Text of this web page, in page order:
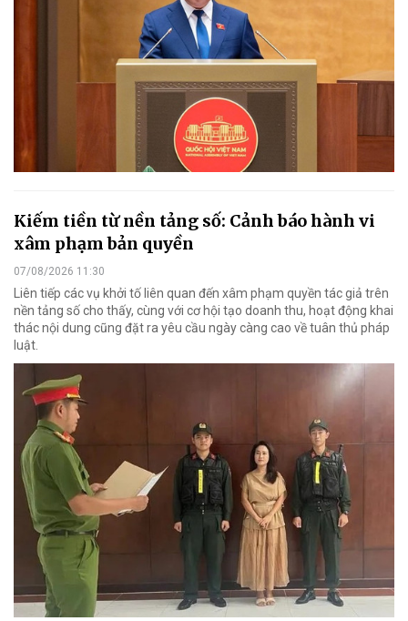
Kiếm tiền từ nền tảng số: Cảnh báo hành vi
xâm phạm bản quyền
07/08/2026 11:30
Liên tiếp các vụ khởi tố liên quan đến xâm phạm quyền tác giả trên
nền tảng số cho thấy, cùng với cơ hội tạo doanh thu, hoạt động khai
thác nội dung cũng đặt ra yêu cầu ngày càng cao về tuân thủ pháp
luật.